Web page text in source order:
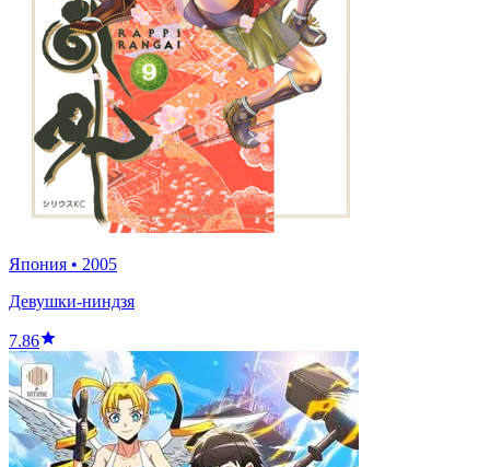
Япония • 2005
Девушки-ниндзя
7.86